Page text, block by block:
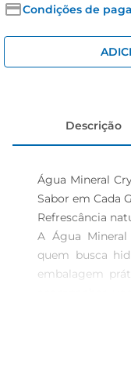
Condições de
Descrição
Água Mineral
Sabor em Cada
Refrescância
A Água
quem busca
embalagem
em casa, no
arroz
iogurte